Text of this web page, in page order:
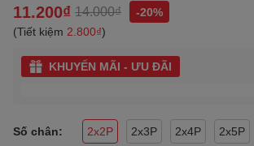
11.200₫ 14.000₫
-20%
(Tiết kiệm 2.800₫)
KHUYẾN MÃI - ƯU ĐÃI
Số chân: 2x2P 2x3P 2x4P 2x5P